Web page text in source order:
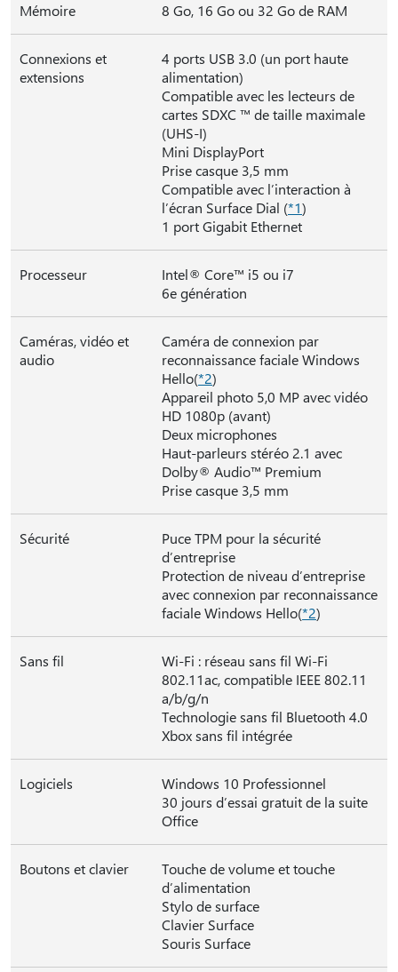
Mémoire 8 Go, 16 Go ou 32 Go de RAM
Connexions et
extensions
4 ports USB 3.0 (un port haute
alimentation)
Compatible avec les lecteurs de
cartes SDXC ™ de taille maximale
(UHS-I)
Mini DisplayPort
Prise casque 3,5 mm
Compatible avec l’interaction à
l’écran Surface Dial (*1)
1 port Gigabit Ethernet
Processeur
Intel® Core™ i5 ou i7
6e génération
Caméras, vidéo et
audio
Caméra de connexion par
reconnaissance faciale Windows
Hello(*2)
Appareil photo 5,0 MP avec vidéo
HD 1080p (avant)
Deux microphones
Haut-parleurs stéréo 2.1 avec
Dolby® Audio™ Premium
Prise casque 3,5 mm
Sécurité
Puce TPM pour la sécurité
d’entreprise
Protection de niveau d’entreprise
avec connexion par reconnaissance
faciale Windows Hello(*2)
Sans fil
Wi-Fi : réseau sans fil Wi-Fi
802.11ac, compatible IEEE 802.11
a/b/g/n
Technologie sans fil Bluetooth 4.0
Xbox sans fil intégrée
Logiciels
Windows 10 Professionnel
30 jours d’essai gratuit de la suite
Office
Boutons et clavier
Touche de volume et touche
d’alimentation
Stylo de surface
Clavier Surface
Souris Surface